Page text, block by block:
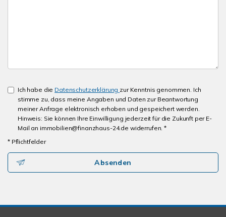
Ich habe die Datenschutzerklärung zur Kenntnis genommen. Ich
stimme zu, dass meine Angaben und Daten zur Beantwortung
meiner Anfrage elektronisch erhoben und gespeichert werden.
Hinweis: Sie können Ihre Einwilligung jederzeit für die Zukunft per E-
Mail an immobilien@finanzhaus-24.de widerrufen. *
* Pflichtfelder
Absenden